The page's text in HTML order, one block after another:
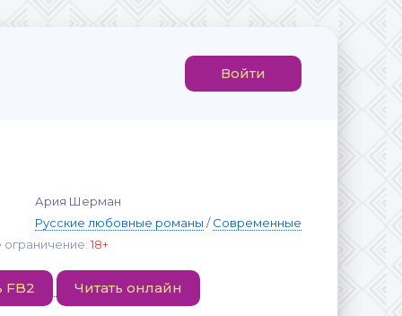
Войти
Ария Шерман
Русские любовные романы /Современные
18+
FB2 Читать онлайн